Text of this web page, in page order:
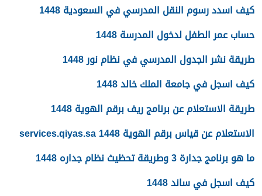
كيف اسدد رسوم النقل المدرسي في السعودية 1448
حساب عمر الطفل لدخول المدرسة 1448
طريقة نشر الجدول المدرسي في نظام نور 1448
كيف اسجل في جامعة الملك خالد 1448
طريقة الاستعلام عن برنامج ريف برقم الهوية 1448
الاستعلام عن قياس برقم الهوية 1448 services.qiyas.sa
ما هو برنامج جدارة 3 وطريقة تحظيث نظام جداره 1448
كيف اسجل في ساند 1448